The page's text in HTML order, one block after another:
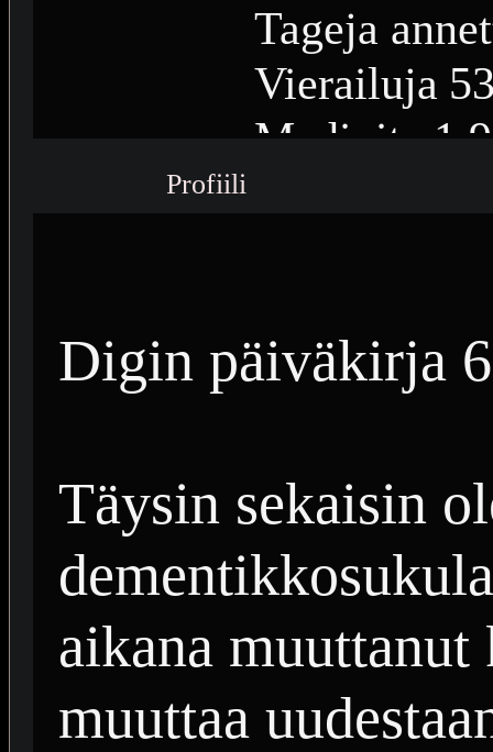
Tageja
Vierailuja
Medioita
1
Profiili
Digin päiväkirja
Täysin sekaisin
aikana muuttanut
muuttaa